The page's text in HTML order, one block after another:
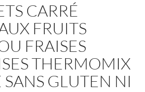
CARRÉ
FRUITS
FRAISES
THERMOMIX
SANS GLUTEN NI